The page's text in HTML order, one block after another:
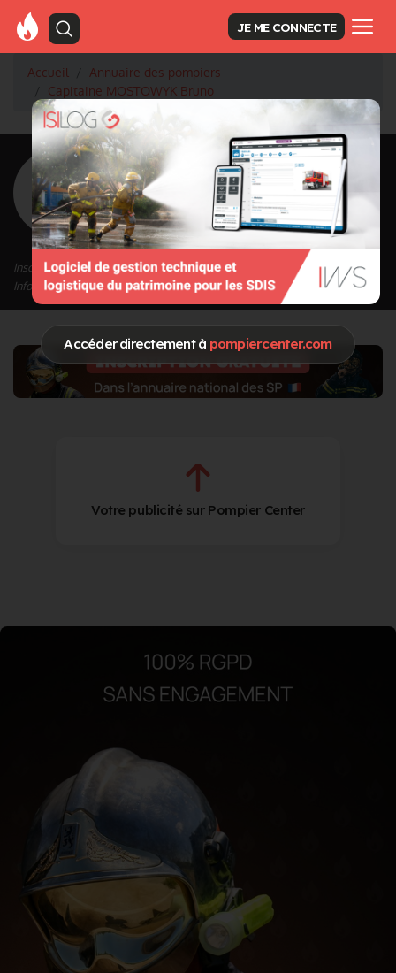
Accéder directement à pompiercenter.com
JE ME CONNECTE
Accueil
Annuaire des pompiers
Capitaine MOSTOWYK Bruno
< Retour à la liste des pompiers
MOSTOWYK
Bruno
Grade : Capitaine
Inscrit depuis le 01/10/2020 à 17:08
Informations mises à jour le 01/10/2020 à 17:09
Votre publicité sur Pompier Center